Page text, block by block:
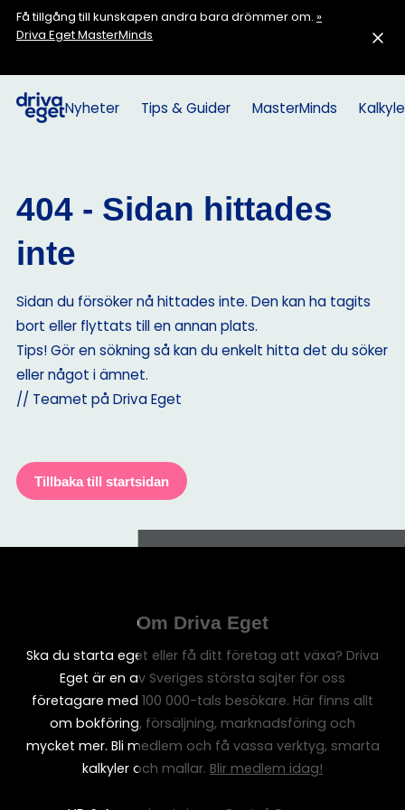
Få tillgång till kunskapen andra bara drömmer om. »
Driva Eget MasterMinds
Nyheter Tips & Guider MasterMinds
404 - Sidan hittades
inte
Sidan du försöker nå hittades inte. Den kan ha tagits
bort eller flyttats till en annan plats.
Tips! Gör en sökning så kan du enkelt hitta det du söker
eller något i ämnet.
// Teamet på Driva Eget
Tillbaka till startsidan
Om Driva Eget
Ska du starta eget eller få ditt företag att växa? Driva
Eget är en av Sveriges största sajter för oss
företagare med 100 000-tals besökare. Här finns allt
om bokföring, försäljning, marknadsföring och
mycket mer. Bli medlem och få vassa verktyg, smarta
kalkyler och mallar. Blir medlem idag!